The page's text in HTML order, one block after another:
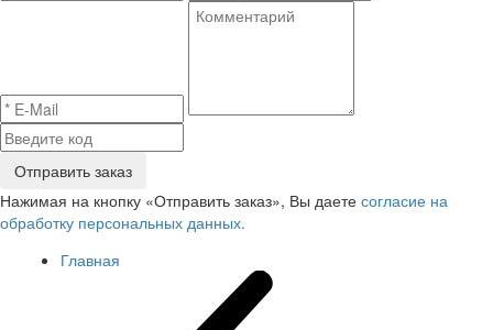
Отправить заказ
Нажимая на кнопку «Отправить заказ», Вы даете согласие на
обработку персональных данных.
Главная